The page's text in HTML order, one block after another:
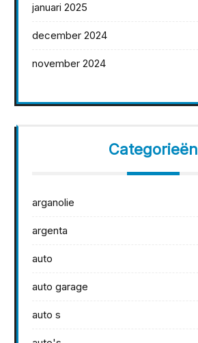
januari 2025
december 2024
november 2024
Categorieën
arganolie
argenta
auto
auto garage
auto s